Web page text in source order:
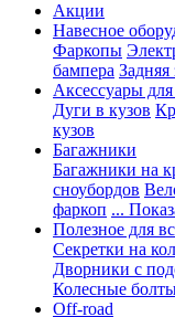
Акции
Навесное
Фаркопы
бампера Задняя
Аксессуары
Дуги в кузов
кузов
Багажники
Багажники на
сноубордов
фаркоп ...
Полезное для
Секретки на
Дворники с
Колесные
Off-road